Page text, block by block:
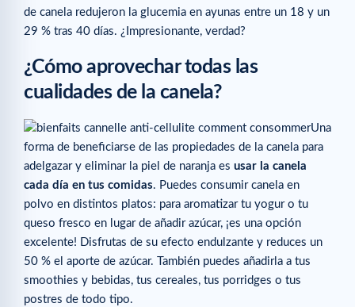
de canela redujeron la glucemia en ayunas entre un 18 y un
29 % tras 40 días. ¿Impresionante, verdad?
¿Cómo aprovechar todas las
cualidades de la canela?
Una
forma de beneficiarse de las propiedades de la canela para
adelgazar y eliminar la piel de naranja es usar la canela
cada día en tus comidas. Puedes consumir canela en
polvo en distintos platos: para aromatizar tu yogur o tu
queso fresco en lugar de añadir azúcar, ¡es una opción
excelente! Disfrutas de su efecto endulzante y reduces un
50 % el aporte de azúcar. También puedes añadirla a tus
smoothies y bebidas, tus cereales, tus porridges o tus
postres de todo tipo.